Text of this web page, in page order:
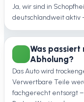
Ja, wir sind in
deutschlandweit aktiv
Was
Abholung?
Das Auto wird
Verwertbare Teile
fachgerecht entsorgt